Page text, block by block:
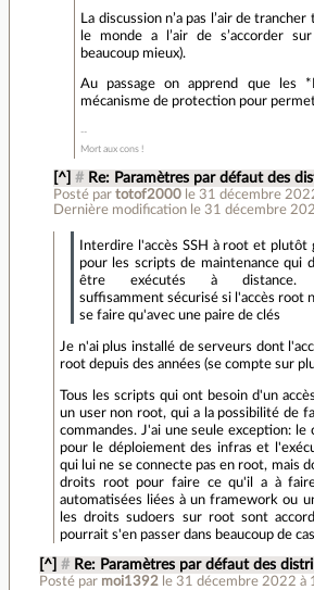
La discussion n’a pas l’air de
le monde a l’air de s’accorder
beaucoup mieux).
Au passage on apprend que les
mécanisme de protection pour
Mort aux cons !
[^] # Re: Paramètres par défaut des
Posté par totof2000 le 31 décembre
Dernière modification le 31 décembre
Interdire l'accès SSH à root et plutôt
pour les scripts de maintenance qui
être exécutés à distance.
suffisamment sécurisé si l'accès root
se faire qu'avec une paire de clés
Je n'ai plus installé de serveurs dont
root depuis des années (se compte sur
Tous les scripts qui ont besoin d'un
un user non root, qui a la possibilité de
commandes. J'ai une seule exception: le
pour le déploiement des infras et
qui lui ne se connecte pas en root, mais
droits root pour faire ce qu'il a à
automatisées liées à un framework ou
les droits sudoers sur root sont
pourrait s'en passer dans beaucoup de
[^] # Re: Paramètres par défaut des
Posté par moi1392 le 31 décembre 2022 à